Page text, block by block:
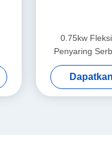
0.75kw
Penyaring